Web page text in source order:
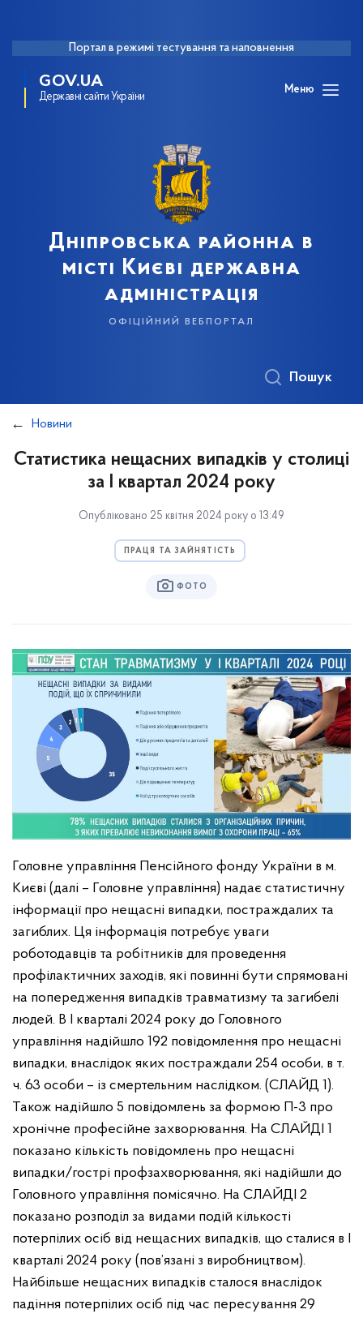
Портал в режимі тестування та наповнення
GOV.UA
Державні сайти України
Меню
Дніпровська районна в
місті Києві державна
адміністрація
офіційний вебпортал
Пошук
Новини
Статистика нещасних випадків у столиці
за І квартал 2024 року
Опубліковано 25 квітня 2024 року о 13:49
ПРАЦЯ ТА ЗАЙНЯТІСТЬ
ФОТО
Головне управління Пенсійного фонду України в м.
Києві (далі – Головне управління) надає статистичну
інформації про нещасні випадки, постраждалих та
загиблих. Ця інформація потребує уваги
роботодавців та робітників для проведення
профілактичних заходів, які повинні бути спрямовані
на попередження випадків травматизму та загибелі
людей. В І кварталі 2024 року до Головного
управління надійшло 192 повідомлення про нещасні
випадки, внаслідок яких постраждали 254 особи, в т.
ч. 63 особи – із смертельним наслідком. (СЛАЙД 1).
Також надійшло 5 повідомлень за формою П-3 про
хронічне професійне захворювання. На СЛАЙДІ 1
показано кількість повідомлень про нещасні
випадки/гострі профзахворювання, які надійшли до
Головного управління помісячно. На СЛАЙДІ 2
показано розподіл за видами подій кількості
потерпілих осіб від нещасних випадків, що сталися в І
кварталі 2024 року (пов’язані з виробництвом).
Найбільше нещасних випадків сталося внаслідок
падіння потерпілих осіб під час пересування 29